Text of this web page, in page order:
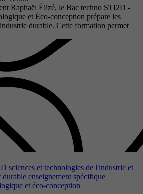
Raphaël Élizé, le Bac techno STI2D -
et Éco-conception prépare les
durable. Cette formation permet
sciences et technologies de l'industrie et
enseignement spécifique
et éco-conception